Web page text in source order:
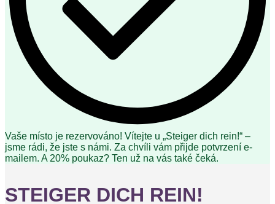
Vaše místo je rezervováno! Vítejte u „Steiger dich rein!“ –
jsme rádi, že jste s námi. Za chvíli vám přijde potvrzení e-
mailem. A 20% poukaz? Ten už na vás také čeká.
STEIGER DICH REIN!